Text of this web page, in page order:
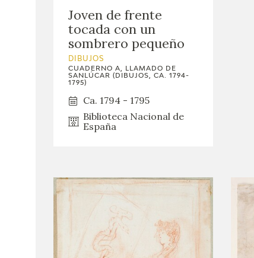
Joven de frente
tocada con un
sombrero pequeño
DIBUJOS
CUADERNO A, LLAMADO DE
SANLÚCAR (DIBUJOS, CA. 1794-
1795)
Ca. 1794 - 1795
Biblioteca Nacional de
España